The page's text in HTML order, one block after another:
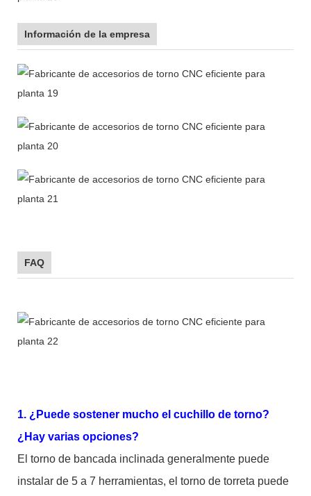
Información de la empresa
FAQ
1. ¿Puede sostener mucho el cuchillo de torno?
¿Hay varias opciones?
El torno de bancada inclinada generalmente puede
instalar de 5 a 7 herramientas, el torno de torreta puede